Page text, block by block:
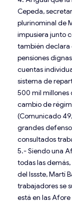
Cepeda,
plurinominal de
impusiera junto
también declara
pensiones
cuentas
sistema de
500 mil millones
cambio de
(Comunicado
grandes
consultados
5.- Siendo una
todas las
del Issste, Martí
trabajadores se
está en las